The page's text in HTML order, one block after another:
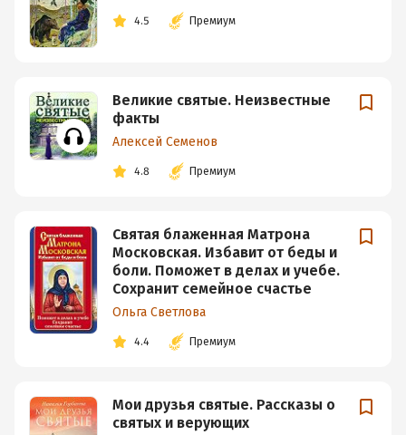
4.5 Премиум
Великие святые. Неизвестные
факты
Алексей Семенов
4.8 Премиум
Святая блаженная Матрона
Московская. Избавит от беды и
боли. Поможет в делах и учебе.
Сохранит семейное счастье
Ольга Светлова
4.4 Премиум
Мои друзья святые. Рассказы о
святых и верующих